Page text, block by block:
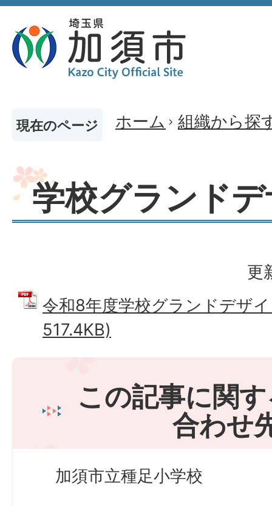
現在のページ ホーム 組織から探
学校グランド
更
令和8年度学校グランドデザ
517.4KB)
この記事に関
合わせ
加須市立種足小学校